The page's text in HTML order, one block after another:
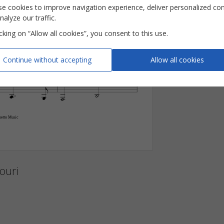
Music
C
Bien par
C/B
des sus
A‹7
- des o
Am7/D
cé
- ans
D
-
3
     


 

 

 


 
 
Key
cookies to improve navigation experience, deliver personalized
our traffic.
on “Allow all cookies”, you consent to this use.
Continue without accepting Allow all cookies